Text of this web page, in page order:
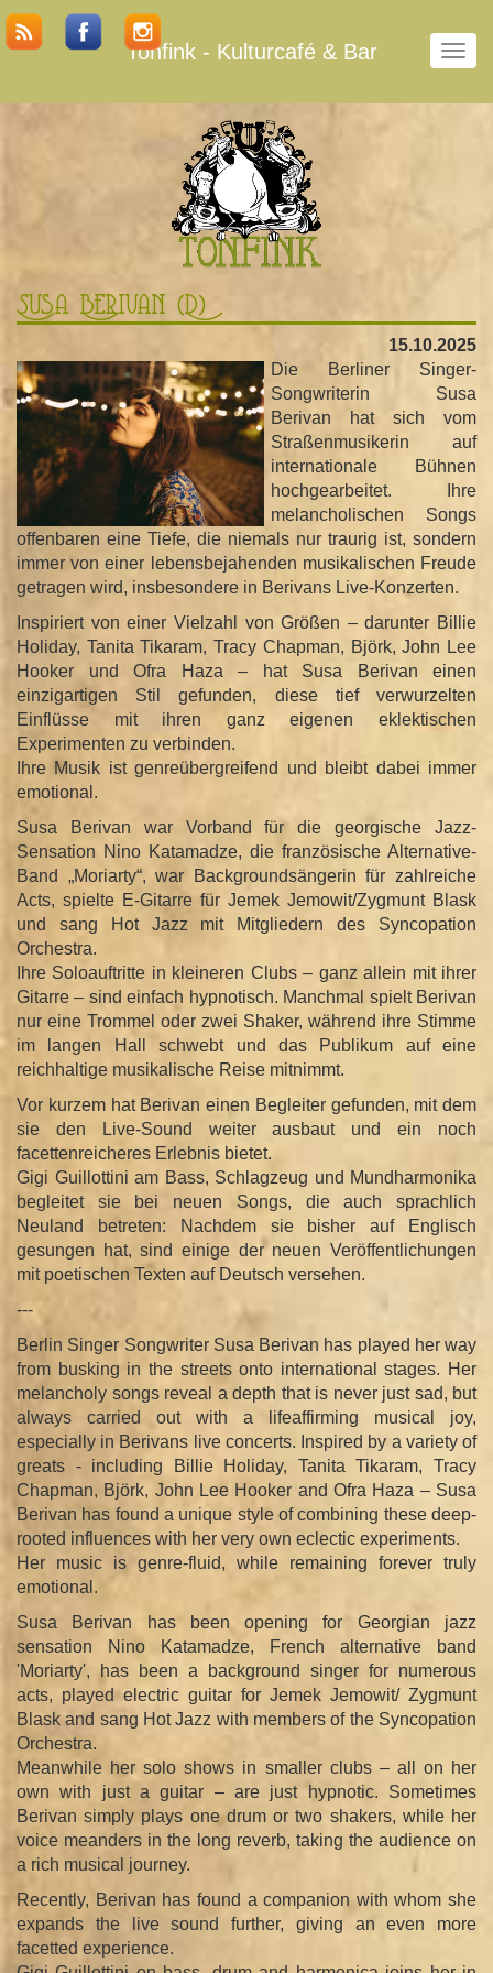
N
v
m
s
c
h
a
l
t
e
n
Tonfink - Kulturcafé & Bar
Susa Berivan (D)
15.10.2025
Die Berliner Singer-
Songwriterin Susa
Berivan hat sich vom
Straßenmusikerin auf
internationale Bühnen
hochgearbeitet. Ihre
melancholischen Songs
offenbaren eine Tiefe, die niemals nur traurig ist, sondern
immer von einer lebensbejahenden musikalischen Freude
getragen wird, insbesondere in Berivans Live-Konzerten.
Inspiriert von einer Vielzahl von Größen – darunter Billie
Holiday, Tanita Tikaram, Tracy Chapman, Björk, John Lee
Hooker und Ofra Haza – hat Susa Berivan einen
einzigartigen Stil gefunden, diese tief verwurzelten
Einflüsse mit ihren ganz eigenen eklektischen
Experimenten zu verbinden.
Ihre Musik ist genreübergreifend und bleibt dabei immer
emotional.
Susa Berivan war Vorband für die georgische Jazz-
Sensation Nino Katamadze, die französische Alternative-
Band „Moriarty“, war Backgroundsängerin für zahlreiche
Acts, spielte E-Gitarre für Jemek Jemowit/Zygmunt Blask
und sang Hot Jazz mit Mitgliedern des Syncopation
Orchestra.
Ihre Soloauftritte in kleineren Clubs – ganz allein mit ihrer
Gitarre – sind einfach hypnotisch. Manchmal spielt Berivan
nur eine Trommel oder zwei Shaker, während ihre Stimme
im langen Hall schwebt und das Publikum auf eine
reichhaltige musikalische Reise mitnimmt.
Vor kurzem hat Berivan einen Begleiter gefunden, mit dem
sie den Live-Sound weiter ausbaut und ein noch
facettenreicheres Erlebnis bietet.
Gigi Guillottini am Bass, Schlagzeug und Mundharmonika
begleitet sie bei neuen Songs, die auch sprachlich
Neuland betreten: Nachdem sie bisher auf Englisch
gesungen hat, sind einige der neuen Veröffentlichungen
mit poetischen Texten auf Deutsch versehen.
---
Berlin Singer Songwriter Susa Berivan has played her way
from busking in the streets onto international stages. Her
melancholy songs reveal a depth that is never just sad, but
always carried out with a lifeaffirming musical joy,
especially in Berivans live concerts. Inspired by a variety of
greats - including Billie Holiday, Tanita Tikaram, Tracy
Chapman, Björk, John Lee Hooker and Ofra Haza – Susa
Berivan has found a unique style of combining these deep-
rooted influences with her very own eclectic experiments.
Her music is genre-fluid, while remaining forever truly
emotional.
Susa Berivan has been opening for Georgian jazz
sensation Nino Katamadze, French alternative band
'Moriarty', has been a background singer for numerous
acts, played electric guitar for Jemek Jemowit/ Zygmunt
Blask and sang Hot Jazz with members of the Syncopation
Orchestra.
Meanwhile her solo shows in smaller clubs – all on her
own with just a guitar – are just hypnotic. Sometimes
Berivan simply plays one drum or two shakers, while her
voice meanders in the long reverb, taking the audience on
a rich musical journey.
Recently, Berivan has found a companion with whom she
expands the live sound further, giving an even more
facetted experience.